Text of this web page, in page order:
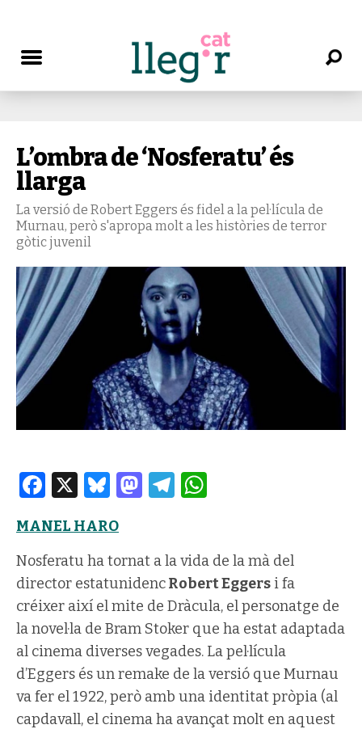
L’ombra de ‘Nosferatu’ és
llarga
La versió de Robert Eggers és fidel a la pel·lícula de
Murnau, però s'apropa molt a les històries de terror
gòtic juvenil
Facebook
X Bluesky
Mastodon
Telegram
MANEL HARO
Nosferatu ha tornat a la vida de la mà del
director estatunidencRobert Eggers i fa
créixer així el mite de Dràcula, el personatge de
la novel·la de Bram Stoker que ha estat adaptada
al cinema diverses vegades. La pel·lícula
d’Eggers és un remake de la versió que Murnau
va fer el 1922, però amb una identitat pròpia (al
capdavall, el cinema ha avançat molt en aquest